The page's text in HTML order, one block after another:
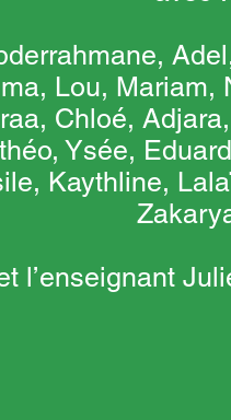
Lou, Mariam,
Chloé,
Ysée,
Kaythline,
l’enseignant